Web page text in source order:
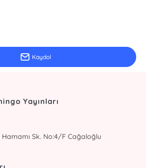
Kaydol
Yayınları
Sk. No:4/F Cağaloğlu